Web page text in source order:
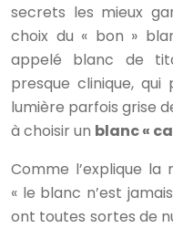
secrets les mieux
choix du « bon »
appelé blanc de
presque clinique, qui
lumière parfois grise
à choisir un blanc «
Comme l’explique
« le blanc n’est
ont toutes sortes de